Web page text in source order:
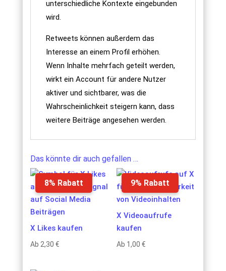
unterschiedliche Kontexte eingebunden
wird.
Retweets können außerdem das
Interesse an einem Profil erhöhen.
Wenn Inhalte mehrfach geteilt werden,
wirkt ein Account für andere Nutzer
aktiver und sichtbarer, was die
Wahrscheinlichkeit steigern kann, dass
weitere Beiträge angesehen werden.
Das könnte dir auch gefallen …
8% Rabatt
X Likes kaufen
Ab 2,30 €
9% Rabatt
X Videoaufrufe
kaufen
Ab 1,00 €